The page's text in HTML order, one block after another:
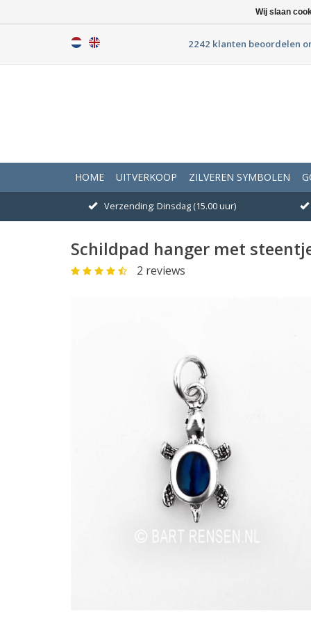
2242 klanten beoordelen
HOME UITVERKOOP ZILVEREN SYMBOLEN
Verzending: Dinsdag (15.00 uur)
Schildpad hanger met
2 reviews
Wij slaan